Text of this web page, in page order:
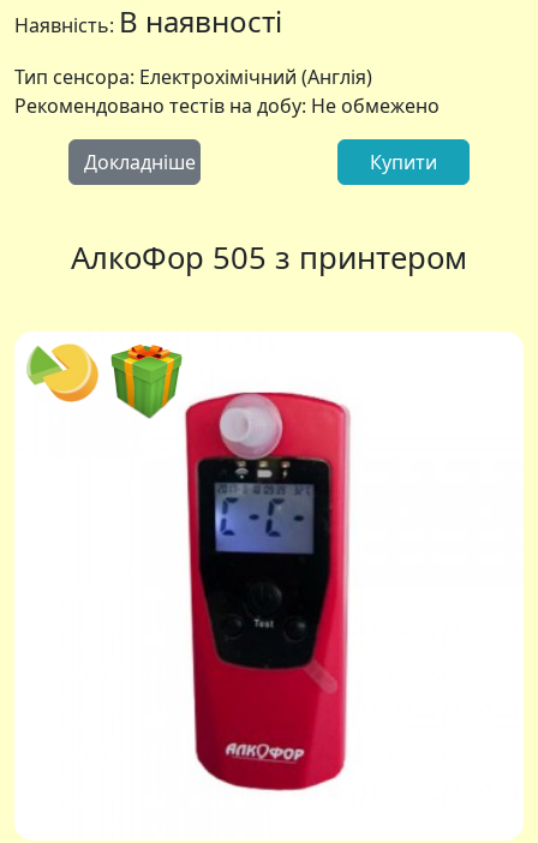
Наявність: В наявності
Тип сенсора: Електрохімічний (Англія)
Рекомендовано тестів на добу: Не обмежено
Докладніше Купити
АлкоФор 505 з принтером